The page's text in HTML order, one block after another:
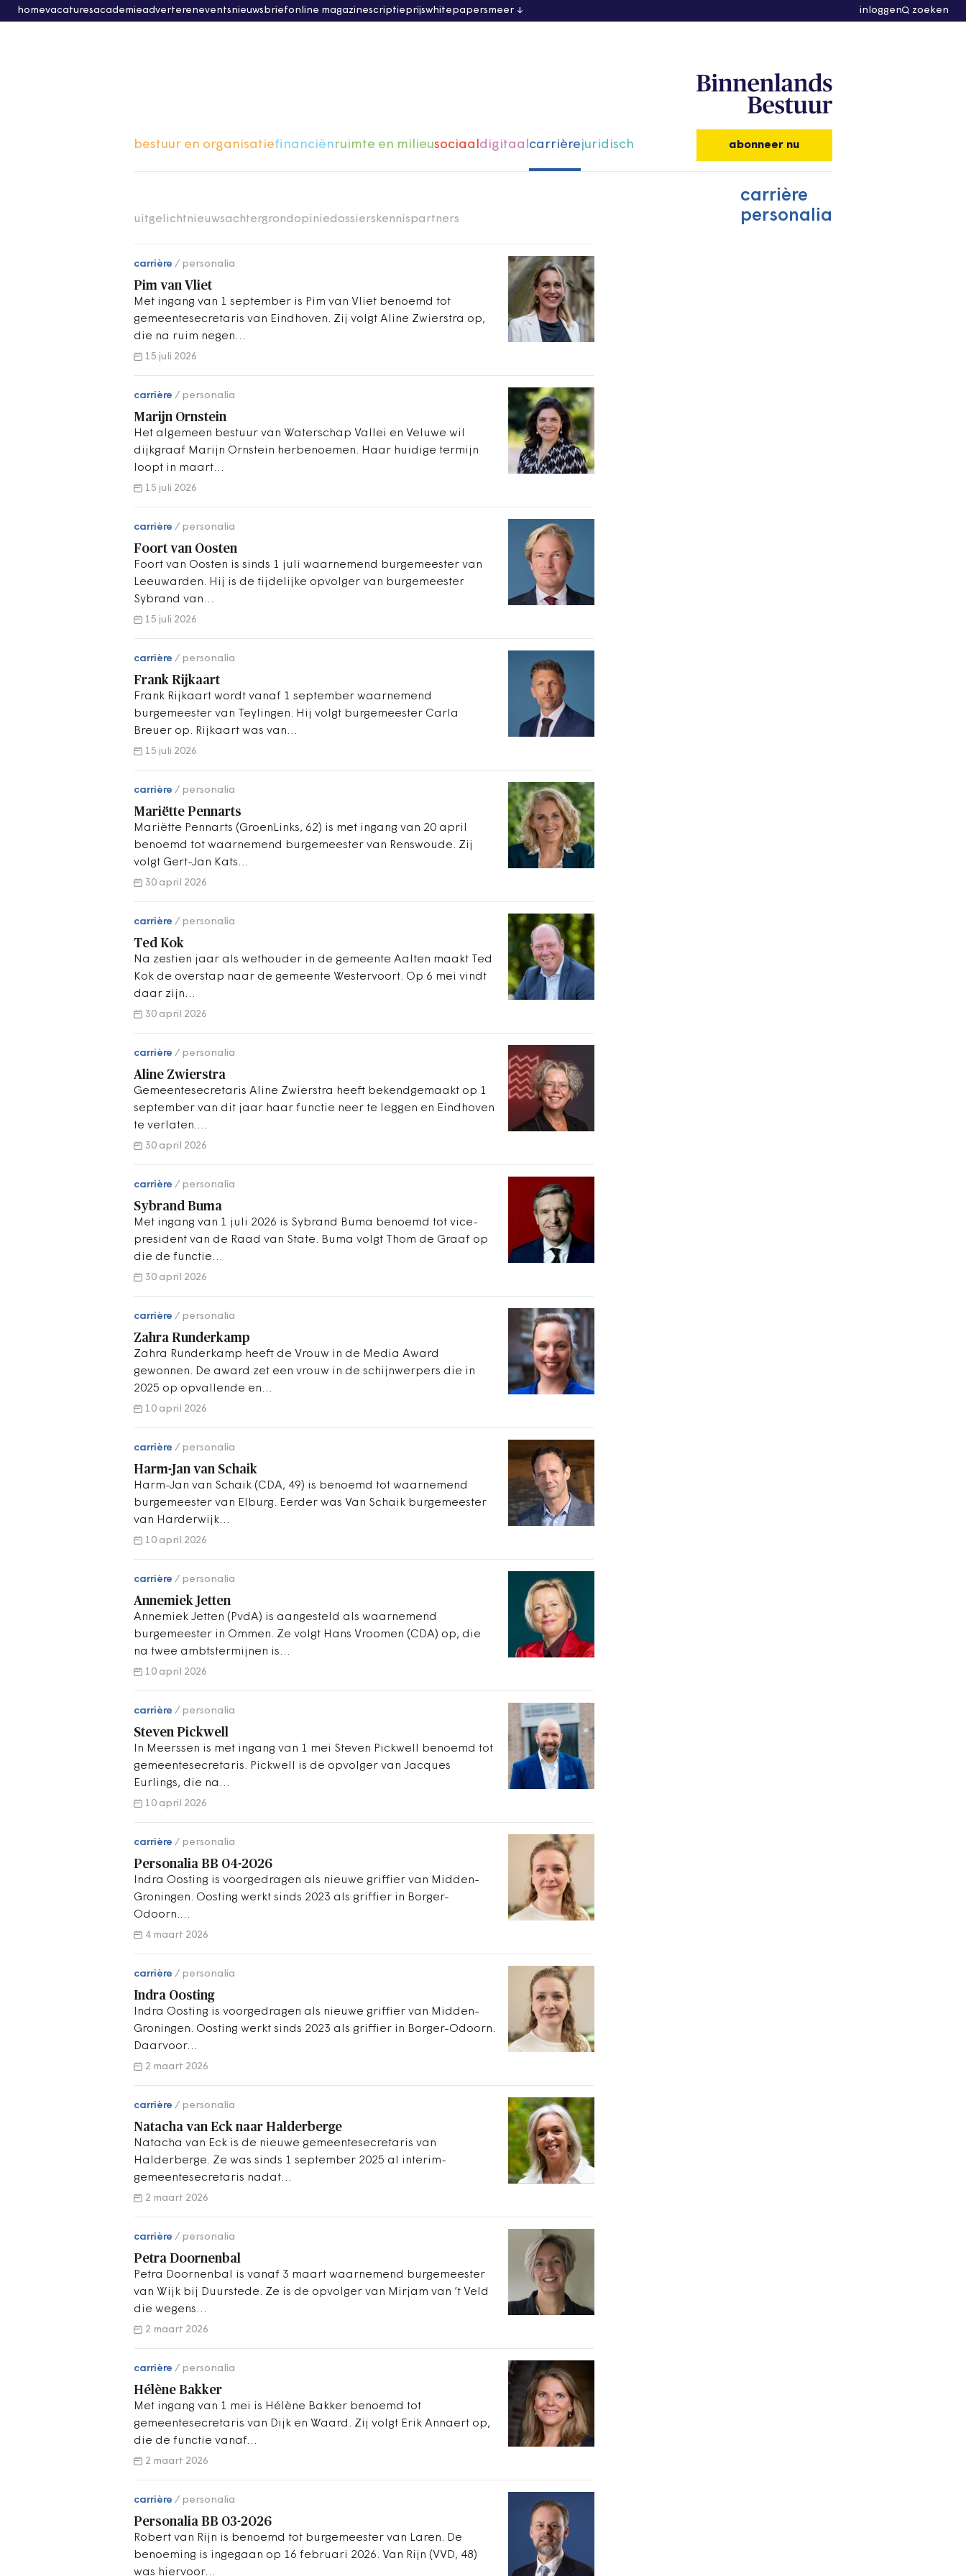
homevacaturesacademieadvertereneventsnieuwsbriefonline magazinescriptieprijswhitepapersmeer inloggen zoeken
bestuur en organisatiefinanciënruimte en milieusociaaldigitaalcarrièrejuridisch abonneer nu
uitgelichtnieuwsachtergrond opiniedossiers kennispartners
carrière
personalia
carrière personalia
Pim van Vliet
Met ingang van 1 september is Pim van Vliet benoemd tot
gemeentesecretaris van Eindhoven. Zij volgt Aline Zwierstra op,
die na ruim negen…
15 juli 2026
carrière personalia
Marijn Ornstein
Het algemeen bestuur van Waterschap Vallei en Veluwe wil
dijkgraaf Marijn Ornstein herbenoemen. Haar huidige termijn
loopt in maart…
15 juli 2026
carrière personalia
Foort van Oosten
Foort van Oosten is sinds 1 juli waarnemend burgemeester van
Leeuwarden. Hij is de tijdelijke opvolger van burgemeester
Sybrand van…
15 juli 2026
carrière personalia
Frank Rijkaart
Frank Rijkaart wordt vanaf 1 september waarnemend
burgemeester van Teylingen. Hij volgt burgemeester Carla
Breuer op. Rijkaart was van…
15 juli 2026
carrière personalia
Mariëtte Pennarts
Mariëtte Pennarts (GroenLinks, 62) is met ingang van 20 april
benoemd tot waarnemend burgemeester van Renswoude. Zij
volgt Gert-Jan Kats…
30 april 2026
carrière personalia
Ted Kok
Na zestien jaar als wethouder in de gemeente Aalten maakt Ted
Kok de overstap naar de gemeente Westervoort. Op 6 mei vindt
daar zijn…
30 april 2026
carrière personalia
Aline Zwierstra
Gemeentesecretaris Aline Zwierstra heeft bekendgemaakt op 1
september van dit jaar haar functie neer te leggen en Eindhoven
te verlaten.…
30 april 2026
carrière personalia
Sybrand Buma
Met ingang van 1 juli 2026 is Sybrand Buma benoemd tot vice-
president van de Raad van State. Buma volgt Thom de Graaf op
die de functie…
30 april 2026
carrière personalia
Zahra Runderkamp
Zahra Runderkamp heeft de Vrouw in de Media Award
gewonnen. De award zet een vrouw in de schijnwerpers die in
2025 op opvallende en…
10 april 2026
carrière personalia
Harm-Jan van Schaik
Harm-Jan van Schaik (CDA, 49) is benoemd tot waarnemend
burgemeester van Elburg. Eerder was Van Schaik burgemeester
van Harderwijk…
10 april 2026
carrière personalia
Annemiek Jetten
Annemiek Jetten (PvdA) is aangesteld als waarnemend
burgemeester in Ommen. Ze volgt Hans Vroomen (CDA) op, die
na twee ambtstermijnen is…
10 april 2026
carrière personalia
Steven Pickwell
In Meerssen is met ingang van 1 mei Steven Pickwell benoemd tot
gemeentesecretaris. Pickwell is de opvolger van Jacques
Eurlings, die na…
10 april 2026
carrière personalia
Personalia BB 04-2026
Indra Oosting is voorgedragen als nieuwe griffier van Midden-
Groningen. Oosting werkt sinds 2023 als griffier in Borger-
Odoorn.…
4 maart 2026
carrière personalia
Indra Oosting
Indra Oosting is voorgedragen als nieuwe griffier van Midden-
Groningen. Oosting werkt sinds 2023 als griffier in Borger-Odoorn.
Daarvoor…
2 maart 2026
carrière personalia
Natacha van Eck naar Halderberge
Natacha van Eck is de nieuwe gemeentesecretaris van
Halderberge. Ze was sinds 1 september 2025 al interim-
gemeentesecretaris nadat…
2 maart 2026
carrière personalia
Petra Doornenbal
Petra Doornenbal is vanaf 3 maart waarnemend burgemeester
van Wijk bij Duurstede. Ze is de opvolger van Mirjam van ’t Veld
die wegens…
2 maart 2026
carrière personalia
Hélène Bakker
Met ingang van 1 mei is Hélène Bakker benoemd tot
gemeentesecretaris van Dijk en Waard. Zij volgt Erik Annaert op,
die de functie vanaf…
2 maart 2026
carrière personalia
Personalia BB 03-2026
Robert van Rijn is benoemd tot burgemeester van Laren. De
benoeming is ingegaan op 16 februari 2026. Van Rijn (VVD, 48)
was hiervoor…